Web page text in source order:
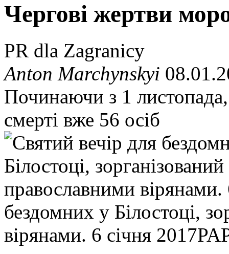
Чергові жертви
PR dla Zagranicy
Anton Marchynskyi
Починаючи з 1
смерті вже 56 осіб
бездомних у Білостоці,
вірянами. 6 січня 2017